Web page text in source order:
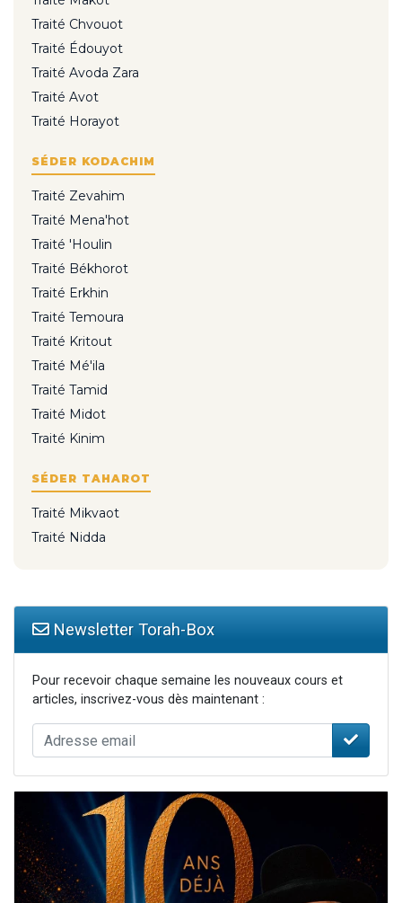
Traité Chvouot
Traité Édouyot
Traité Avoda Zara
Traité Avot
Traité Horayot
SÉDER KODACHIM
Traité Zevahim
Traité Mena'hot
Traité 'Houlin
Traité Békhorot
Traité Erkhin
Traité Temoura
Traité Kritout
Traité Mé'ila
Traité Tamid
Traité Midot
Traité Kinim
SÉDER TAHAROT
Traité Mikvaot
Traité Nidda
Newsletter Torah-Box
Pour recevoir chaque semaine les nouveaux cours et
articles, inscrivez-vous dès maintenant :